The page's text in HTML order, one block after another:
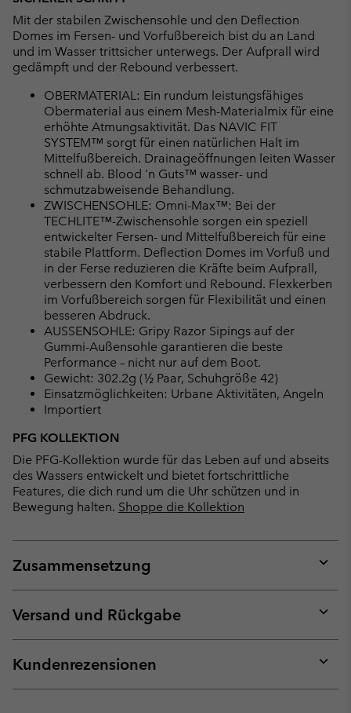
Mit der stabilen Zwischensohle und den Deflection
Domes im Fersen- und Vorfußbereich bist du an Land
und im Wasser trittsicher unterwegs. Der Aufprall wird
gedämpft und der Rebound verbessert.
OBERMATERIAL: Ein rundum leistungsfähiges
Obermaterial aus einem Mesh-Materialmix für eine
erhöhte Atmungsaktivität. Das NAVIC FIT
SYSTEM™ sorgt für einen natürlichen Halt im
Mittelfußbereich. Drainageöffnungen leiten Wasser
schnell ab. Blood 'n Guts™ wasser- und
schmutzabweisende Behandlung.
ZWISCHENSOHLE: Omni-Max™: Bei der
TECHLITE™-Zwischensohle sorgen ein speziell
entwickelter Fersen- und Mittelfußbereich für eine
stabile Plattform. Deflection Domes im Vorfuß und
in der Ferse reduzieren die Kräfte beim Aufprall,
verbessern den Komfort und Rebound. Flexkerben
im Vorfußbereich sorgen für Flexibilität und einen
besseren Abdruck.
AUSSENSOHLE: Gripy Razor Sipings auf der
Gummi-Außensohle garantieren die beste
Performance – nicht nur auf dem Boot.
Gewicht: 302.2g (½ Paar, Schuhgröße 42)
Einsatzmöglichkeiten: Urbane Aktivitäten, Angeln
Importiert
PFG KOLLEKTION
Die PFG-Kollektion wurde für das Leben auf und abseits
des Wassers entwickelt und bietet fortschrittliche
Features, die dich rund um die Uhr schützen und in
Bewegung halten. Shoppe die Kollektion
Zusammensetzung
or
Versand und Rückgabe
or
Kundenrezensionen
or